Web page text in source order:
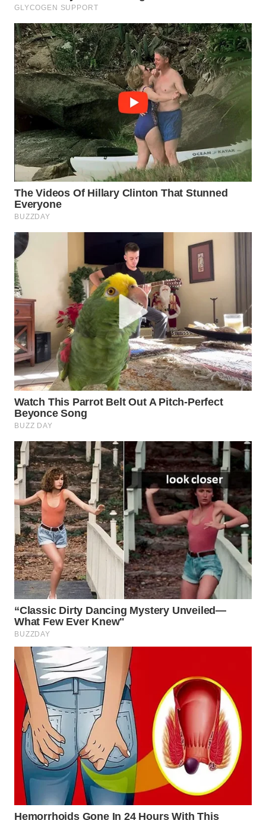
PRIANGAN
TIMUR
WN
SEMARANG
WN
SOLO
WN
BOROBUDUR
WN
MADURA
NATUNA
WN
BINTAN
WN
WN
LIKUPANG
WN
LABUANBAJO
WN
BORNEO
Wahana
Media
Group
WAHANA
NEWS
WAHANA
TANI
WAHANA
ADVOKAT
WAHANA
INFRASTRUKTUR
WAHANA
KONSUMEN